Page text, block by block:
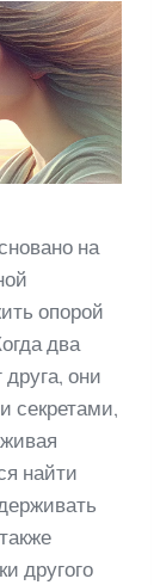
на
опорой
два
они
секретами,
найти
другого